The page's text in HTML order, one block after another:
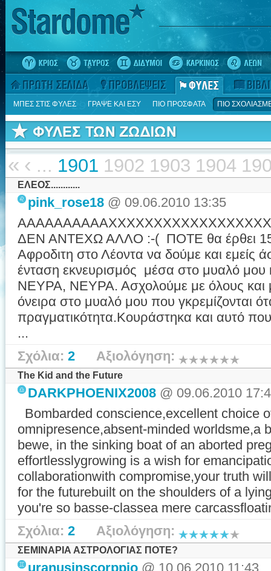
ΜΠΕΣ ΣΤΙΣ ΦΥΛΕΣ ΓΡΑΨΕ ΚΑΙ ΕΣΥ ΠΙΟ ΠΡΟΣΦΑΤΑ ΠΙΟ
« ‹ ... 1901 1902 1903 1904
ΕΛΕΟΣ............
pink_rose18 @ 09.06.2010 13:35
ΔΕΝ ΑΝΤΕΧΩ ΑΛΛΟ :-( ΠΟΤΕ θα έρθει 15/
Αφροδιτη στο Λέοντα να δούμε και εμείς
ένταση εκνευρισμός μέσα στο μυαλό
ΝΕΥΡΑ, ΝΕΥΡΑ. Ασχολούμε με όλους και
όνειρα στο μυαλό μου που γκρεμίζονται
πραγματικότητα.Κουράστηκα και αυτό
...
Σχόλια: 2 Αξιολόγηση:
The Kid and the Future
DARKPHOENIX2008 @ 09.06.2010
Bombarded conscience,excellent choice
omnipresence,absent-minded worldsme,a
bewe, in the sinking boat of an aborted
effortlesslygrowing is a wish for
collaborationwith compromise,your truth
for the futurebuilt on the shoulders of a
you're so basse-classea mere
Σχόλια: 2 Αξιολόγηση:
ΣΕΜΙΝΑΡΙΑ ΑΣΤΡΟΛΟΓΙΑΣ ΠΟΤΕ?
uranusinscorppio @ 10.06.2010 11:43